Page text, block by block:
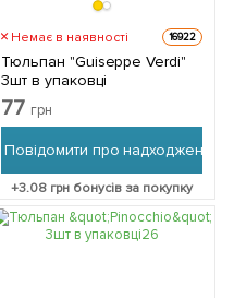
Немає в наявності 16922
Тюльпан "Guiseppe Verdi"
3шт в упаковці
77 грн
Повідомити про надходження
+3.08грн бонусів за покупку